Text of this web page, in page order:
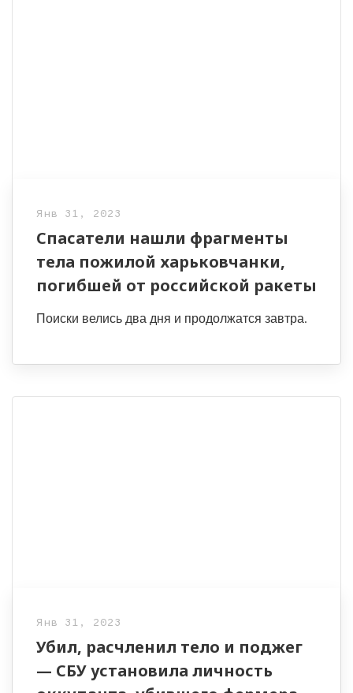
Янв 31, 2023
Спасатели нашли фрагменты
тела пожилой харьковчанки,
погибшей от российской ракеты
Поиски велись два дня и продолжатся завтра.
Янв 31, 2023
Убил, расчленил тело и поджег
— СБУ установила личность